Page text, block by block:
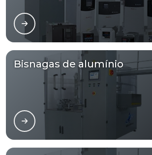
Bisnagas de alumínio